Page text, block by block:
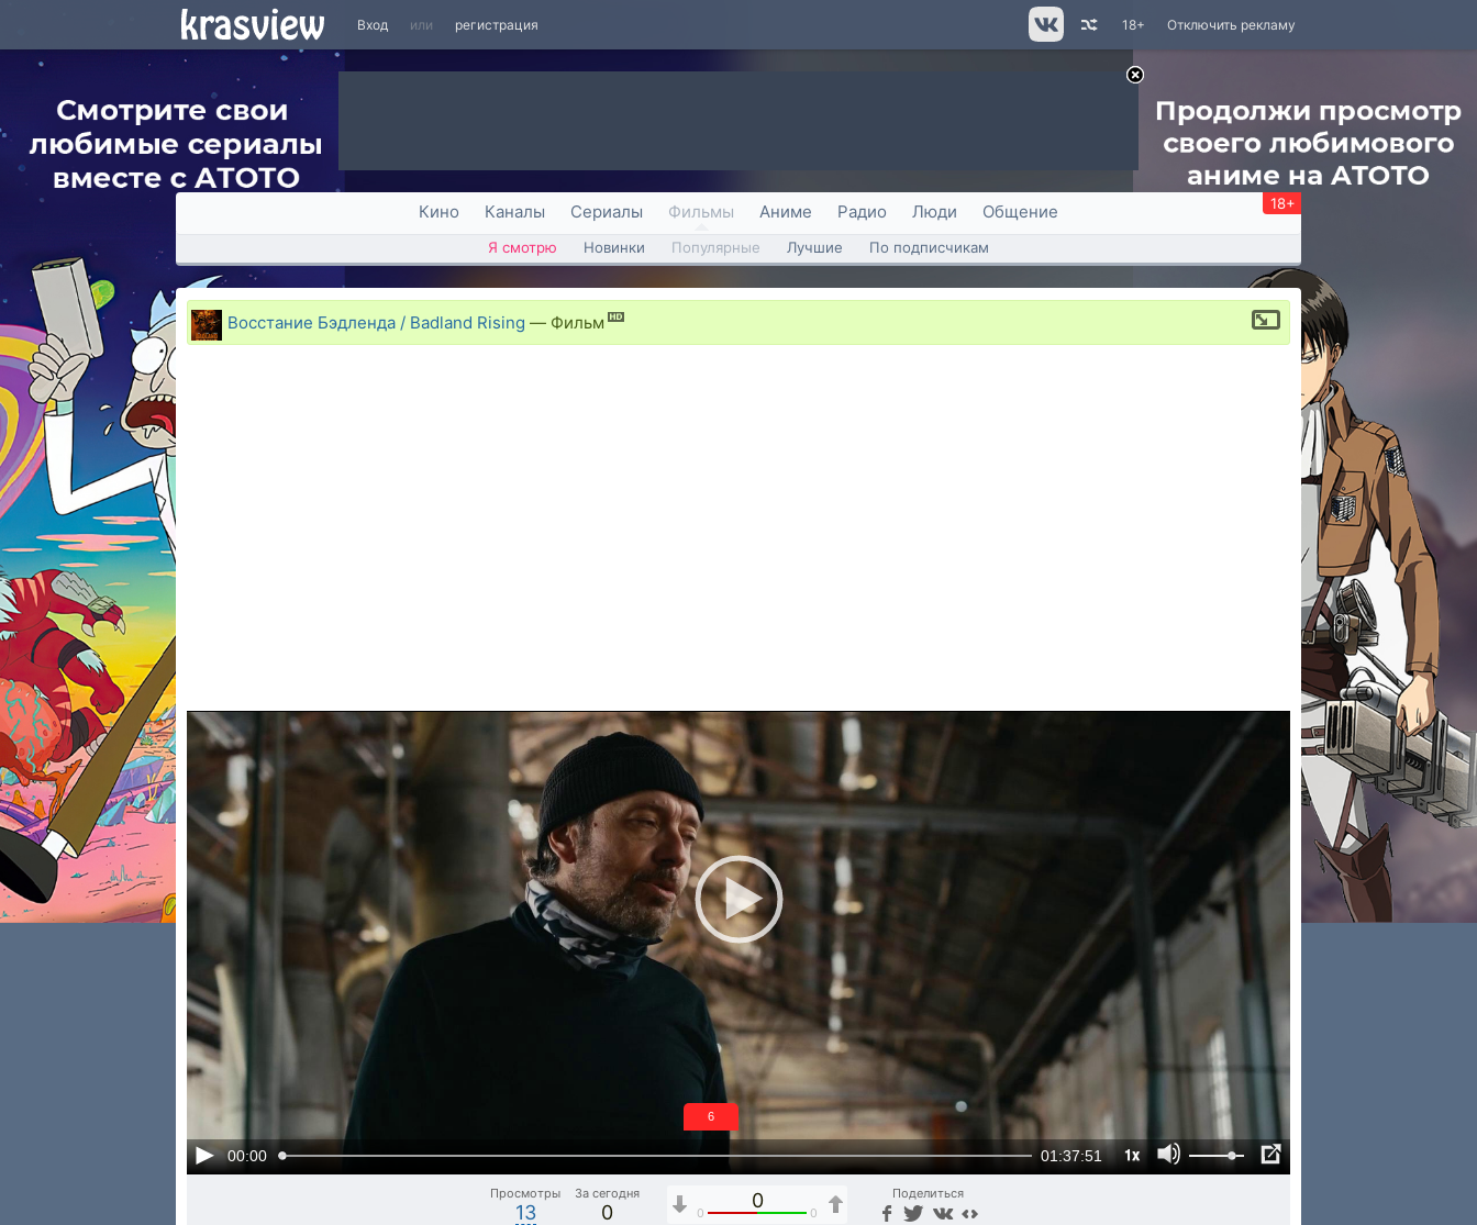
Вход или регистрация Отключить рекламу
18+
Кино Каналы Сериалы Фильмы Аниме Радио Люди Общение 18+
Я смотрю Новинки Популярные Лучшие По подписчикам
Восстание Бэдленда / Badland Rising — Фильм
00:00 01:37:51 1x
5
Просмотры
13
За сегодня
0
0
0 0
Поделиться